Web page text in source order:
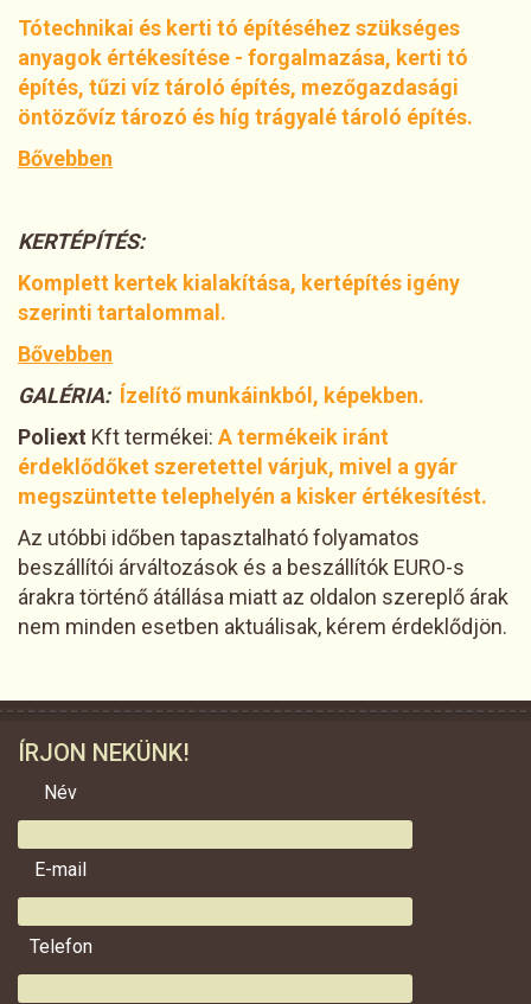
Tótechnikai és kerti tó építéséhez szükséges
anyagok értékesítése - forgalmazása, kerti tó
építés, tűzi víz tároló építés, mezőgazdasági
öntözővíz tározó és híg trágyalé tároló építés.
Bővebben
KERTÉPÍTÉS:
Komplett kertek kialakítása, kertépítés igény
szerinti tartalommal.
Bővebben
GALÉRIA: Ízelítő munkáinkból, képekben.
Poliext Kft termékei: A termékeik iránt
érdeklődőket szeretettel várjuk, mivel a gyár
megszüntette telephelyén a kisker értékesítést.
Az utóbbi időben tapasztalható folyamatos
beszállítói árváltozások és a beszállítók EURO-s
árakra történő átállása miatt az oldalon szereplő árak
nem minden esetben aktuálisak, kérem érdeklődjön.
ÍRJON NEKÜNK!
Név
E-mail
Telefon